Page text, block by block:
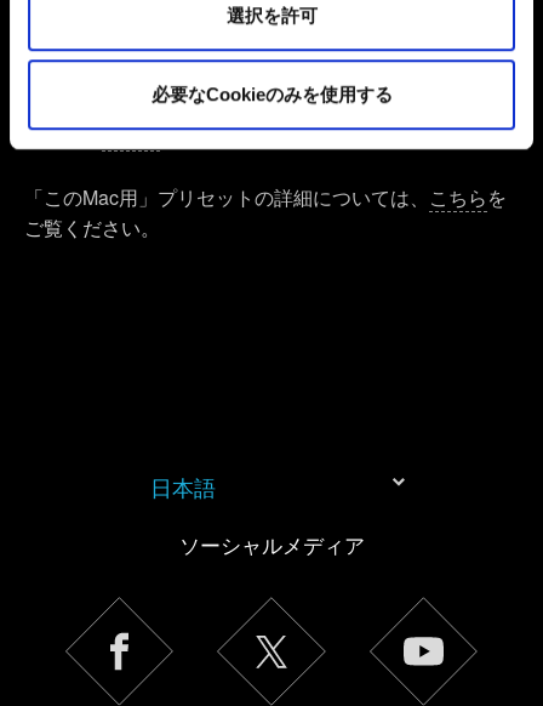
細は、下記の「設定」メニューでご確認ください。
選択を許可
必要なCookieのみを使用する
体験の最適化を鑑みて、レイトレーシングはデフォルト
に関わらず適用されません。Macでのレイトレーシング
の詳細はこちら。
「このMac用」プリセットの詳細については、 こちらを
ご覧ください。
日本語
ソーシャルメディア